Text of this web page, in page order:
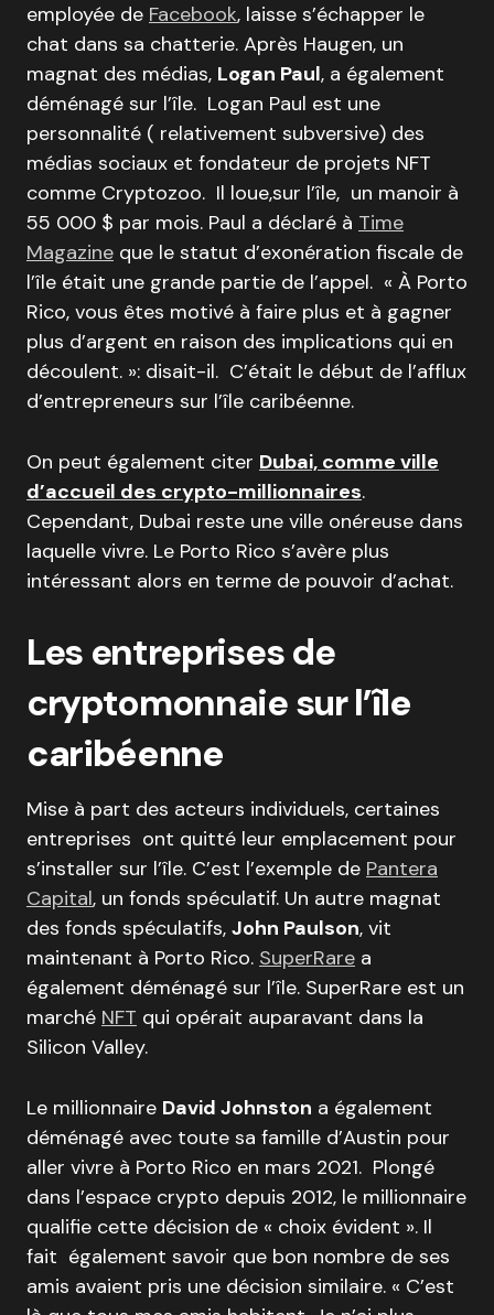
employée de Facebook, laisse s’échapper le
chat dans sa chatterie. Après Haugen, un
magnat des médias, Logan Paul, a également
déménagé sur l’île. Logan Paul est une
personnalité ( relativement subversive) des
médias sociaux et fondateur de projets NFT
comme Cryptozoo. Il loue,sur l’île, un manoir à
55 000 $ par mois. Paul a déclaré à Time
Magazine que le statut d’exonération fiscale de
l’île était une grande partie de l’appel. « À Porto
Rico, vous êtes motivé à faire plus et à gagner
plus d’argent en raison des implications qui en
découlent. »: disait-il. C’était le début de l’afflux
d’entrepreneurs sur l’île caribéenne.
On peut également citer Dubai, comme ville
d’accueil des crypto-millionnaires.
Cependant, Dubai reste une ville onéreuse dans
laquelle vivre. Le Porto Rico s’avère plus
intéressant alors en terme de pouvoir d’achat.
Les entreprises de
cryptomonnaie sur l’île
caribéenne
Mise à part des acteurs individuels, certaines
entreprises ont quitté leur emplacement pour
s’installer sur l’île. C’est l’exemple de Pantera
Capital, un fonds spéculatif. Un autre magnat
des fonds spéculatifs, John Paulson, vit
maintenant à Porto Rico. SuperRare a
également déménagé sur l’île. SuperRare est un
marché NFT qui opérait auparavant dans la
Silicon Valley.
Le millionnaire David Johnston a également
déménagé avec toute sa famille d’Austin pour
aller vivre à Porto Rico en mars 2021. Plongé
dans l’espace crypto depuis 2012, le millionnaire
qualifie cette décision de « choix évident ». Il
fait également savoir que bon nombre de ses
amis avaient pris une décision similaire. « C’est